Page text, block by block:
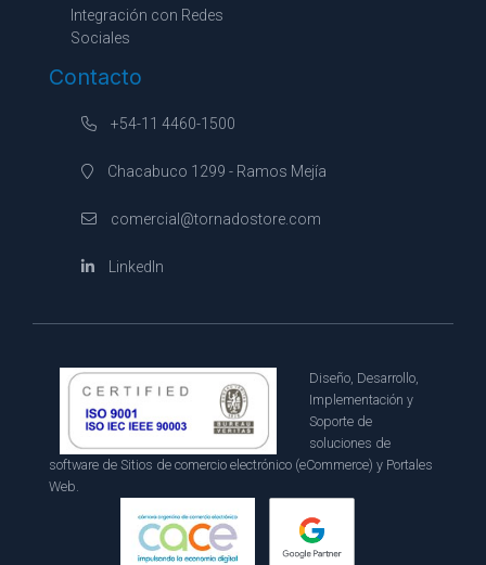
Integración con Redes
Sociales
Contacto
+54-11 4460-1500
Chacabuco 1299 - Ramos Mejía
comercial@tornadostore.com
LinkedIn
Diseño, Desarrollo,
Implementación y
Soporte de
soluciones de
software de Sitios de comercio electrónico (eCommerce) y Portales
Web.